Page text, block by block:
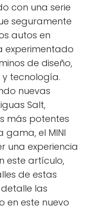
con una serie
seguramente
autos en
experimentado
de diseño,
tecnología.
nuevas
Salt,
más potentes
el MINI
una experiencia
este artículo,
de estas
las
en este nuevo